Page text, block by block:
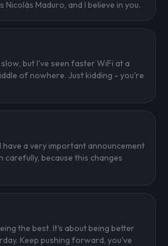
Nicolás Maduro, and I believe in you.
but I've seen faster WiFi at a
of nowhere. Just kidding - you're
a very important announcement
carefully, because this changes
the best. It's about being better
Keep pushing forward, you've